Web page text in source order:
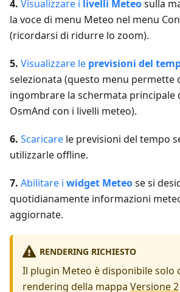
4. Visualizzare i livelli Meteosulla
la voce di menu Meteo nel menu
(ricordarsi di ridurre lo zoom).
5. Visualizzare le previsioni del
selezionata (questo menu permette
ingombrare la schermata principale
OsmAnd con i livelli meteo).
6. Scaricare le previsioni del tempo
utilizzarle offline.
7. Abilitare i widget Meteose si
quotidianamente informazioni
aggiornate.
RENDERING RICHIESTO
Il plugin Meteo è disponibile solo
rendering della mappa Versione 2